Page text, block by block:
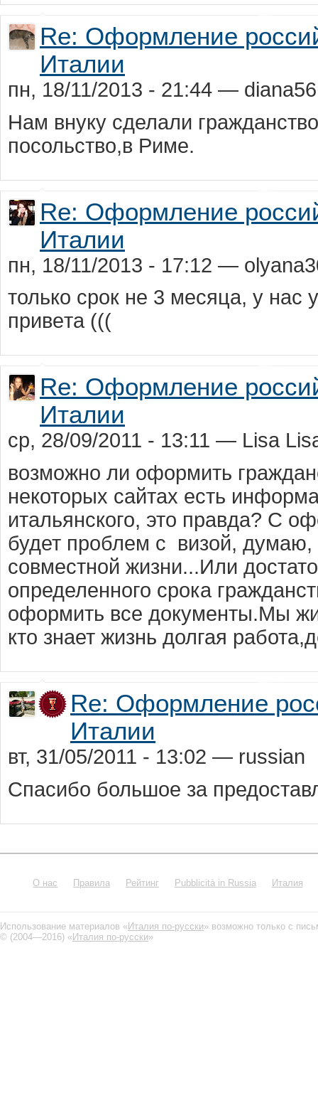
Re: Оформление
Италии
пн, 18/11/2013 - 21:44 — diana56
Нам внуку сделали
посольство,в Риме.
Re: Оформление
Италии
пн, 18/11/2013 - 17:12 —
только срок нe 3 мeсяца, у нас
привeта (((
Re: Оформление
Италии
ср, 28/09/2011 - 13:11 — Lisa
возможно ли оформить
некоторых сайтах есть
итальянского, это правда? С
будет проблем с визой,
совместной жизни...Или
определенного срока
оформить все документы.Мы
кто знает жизнь долгая
Re: Оформление
Италии
вт, 31/05/2011 - 13:02 — russian
Спасибо большое за
О нас Правила Рейтинг Pubblicità in Russia Италия
Использование материалов «Италия по-русски» возможно только с
© (2004—2016) «Италия по-русски»